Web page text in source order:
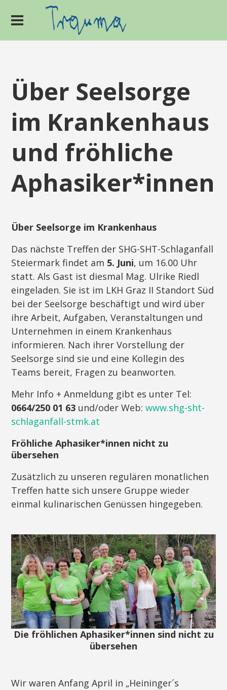
Über Seelsorge
im Krankenhaus
und fröhliche
Aphasiker*innen
Über Seelsorge im Krankenhaus
Das nächste Treffen der SHG-SHT-Schlaganfall
Steiermark findet am 5. Juni, um 16.00 Uhr
statt. Als Gast ist diesmal Mag. Ulrike Riedl
eingeladen. Sie ist im LKH Graz II Standort Süd
bei der Seelsorge beschäftigt und wird über
ihre Arbeit, Aufgaben, Veranstaltungen und
Unternehmen in einem Krankenhaus
informieren. Nach ihrer Vorstellung der
Seelsorge sind sie und eine Kollegin des
Teams bereit, Fragen zu beanworten.
Mehr Info + Anmeldung gibt es unter Tel:
0664/250 01 63 und/oder Web:www.shg-sht-
schlaganfall-stmk.at
Fröhliche Aphasiker*innen nicht zu
übersehen
Zusätzlich zu unseren regulären monatlichen
Treffen hatte sich unsere Gruppe wieder
einmal kulinarischen Genüssen hingegeben.
Die fröhlichen Aphasiker*innen sind nicht zu
übersehen
Wir waren Anfang April in „Heininger´s